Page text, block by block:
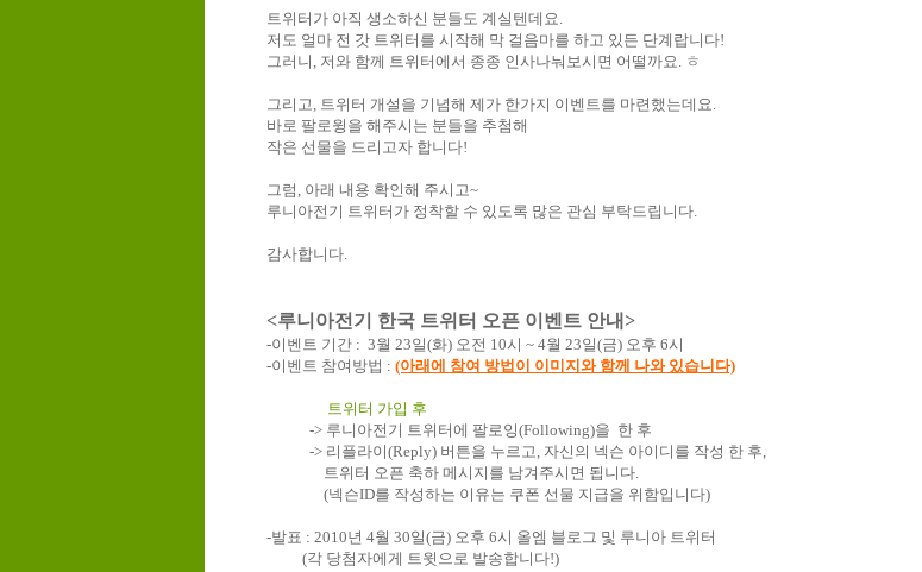
트위터가 아직 생소하신 분들도 계실텐데요.
저도 얼마 전 갓 트위터를 시작해 막 걸음마를 하고 있든 단계랍니다!
그러니 , 저와 함께 트위터에서 종종 인사나눠보시면 어떨까요. ㅎ
그리고, 트위터 개설을 기념해 제가 한가지 이벤트를 마련했는데요.
바로 팔로윙을 해주시는 분들을 추첨해
작은 선물을 드리고자 합니다!
그럼 , 아래 내용 확인해 주시고~
루니아전기 트위터가 정착할 수 있도록 많은 관심 부탁드립니다.
감사합니다.
<루니아전기 한국 트위터 오픈 이벤트 안내>
-이벤트 기간 : 3월 23일(화) 오전 10시 ~ 4월 23일(금) 오후 6시
-이벤트 참여방법 : (아래에 참여 방법이 이미지와 함께 나와 있습니다)
트위터 가입 후
-> 루니아전기 트위터에 팔로잉(Following)을 한 후
-> 리플라이(Reply) 버튼을 누르고, 자신의 넥슨 아이디를 작성 한 후,
트위터 오픈 축하 메시지를 남겨주시면 됩니다.
(넥슨ID를 작성하는 이유는 쿠폰 선물 지급을 위함입니다)
-발표 : 2010년 4월 30일(금) 오후 6시 올엠 블로그 및 루니아 트위터
(각 당첨자에게 트윗으로 발송합니다!)